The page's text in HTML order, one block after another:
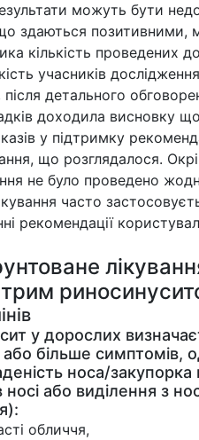
можуть бути
здаються позитивними,
кількість проведених
учасників
детального
доходила висновку
у підтримку
що розглядалося.
не було проведено
часто
рекомендації
у дорослих
більше симптомів,
носа/закупорка
носі або виділення з
обличчя,